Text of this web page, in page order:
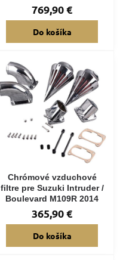
769,90 €
Do košíka
Chrómové vzduchové
filtre pre Suzuki Intruder /
Boulevard M109R 2014
365,90 €
Do košíka